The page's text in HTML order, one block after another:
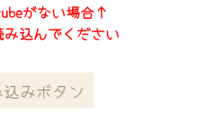
がない場合↑
込んでください
みボタン